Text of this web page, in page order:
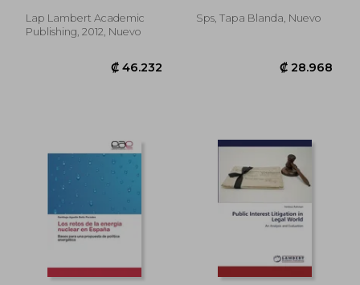
₡ 91.007
Lap Lambert Academic
Publishing, 2012, Nuevo
Government and
Evaluating the
Sps, Tapa Blanda, Nuevo